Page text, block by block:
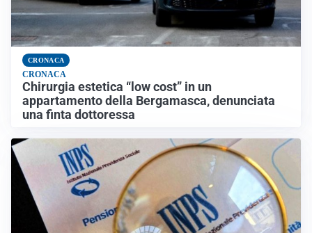
CRONACA
CRONACA
Chirurgia estetica “low cost” in un
appartamento della Bergamasca, denunciata
una finta dottoressa